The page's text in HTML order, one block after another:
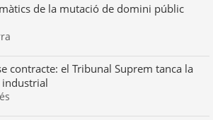
de la mutació de domini públic
contracte: el Tribunal Suprem tanca la